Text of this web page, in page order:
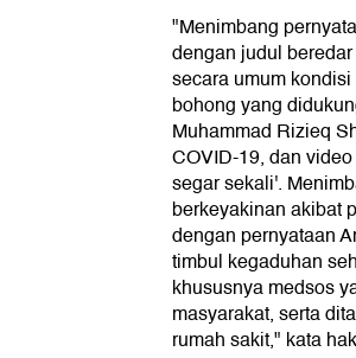
"Menimbang
dengan judul
secara umum
bohong yang
Muhammad Rizieq
COVID-19, dan
segar sekali'.
berkeyakinan akibat
dengan pernyataan
timbul kegaduhan
khususnya medsos
masyarakat, serta
rumah sakit," kata